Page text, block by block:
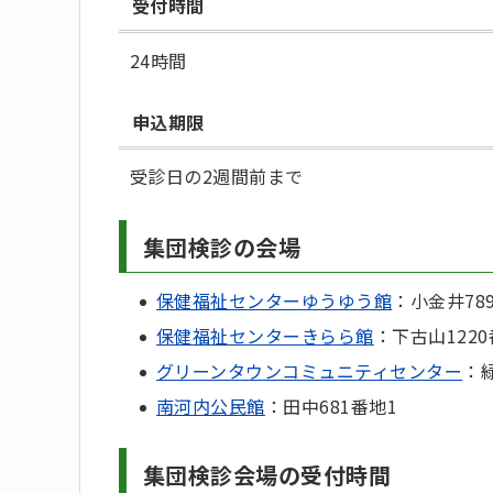
受付時間
24時間
申込期限
受診日の2週間前まで
集団検診の会場
保健福祉センターゆうゆう館 ：小金井
保健福祉センターきらら館 ：下古山
グリーンタウンコミュニティセンター ：
南河内公民館 ：田中681番地1
集団検診会場の受付時間